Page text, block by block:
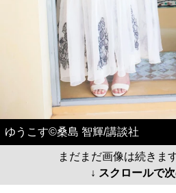
ゆうこす©桑島 智輝/講談社
まだまだ画像は続きま
↓ スクロールで